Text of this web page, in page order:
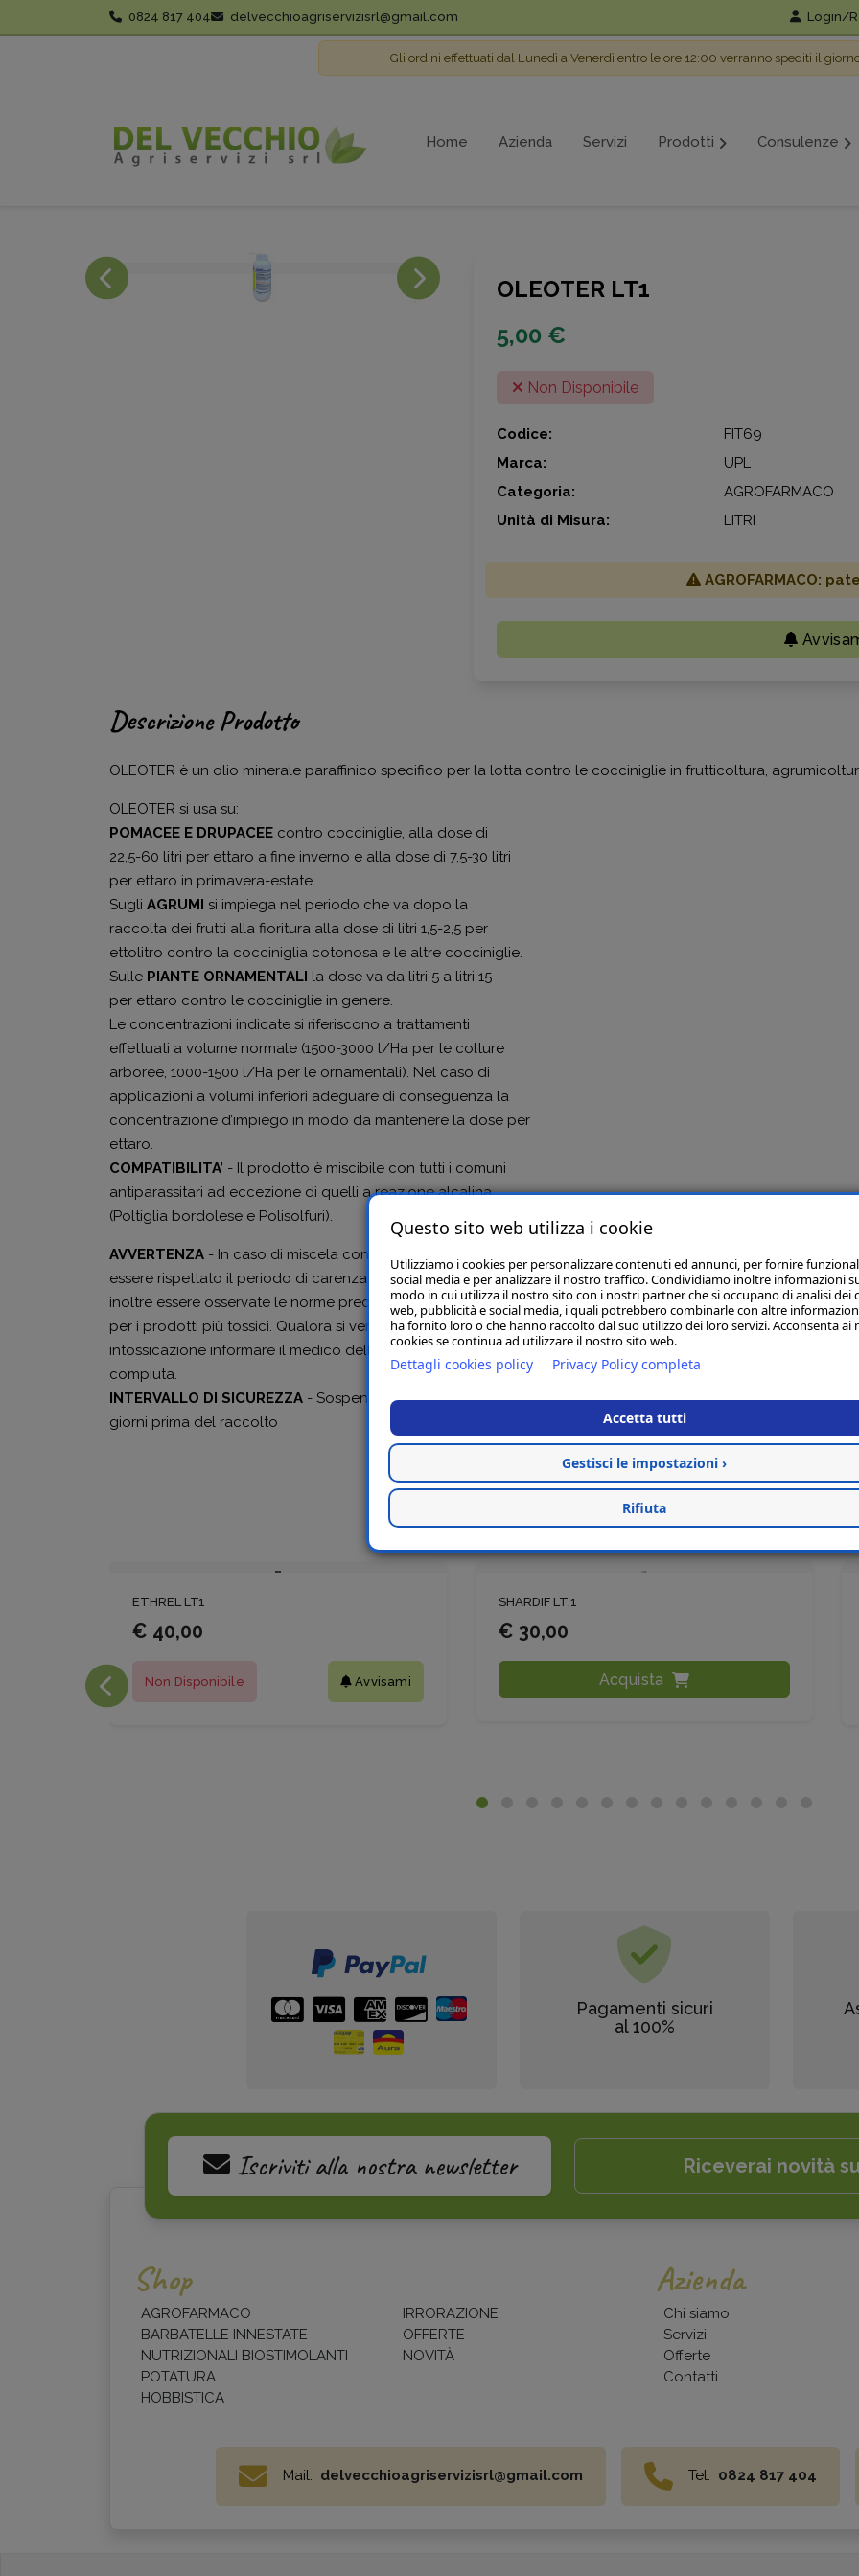
0824 817 404 delvecchioagriservizisrl@gmail.com Login/
Gli ordini effettuati dal Lunedì a Venerdì entro le ore 12:00 verranno spediti il
Home Azienda Servizi Prodotti Consulenze
OLEOTER LT1
5,00 €
Non Disponibile
Codice:
FIT69
Marca:
UPL
Categoria:
AGROFARMACO
Unità di Misura:
LITRI
AGROFARMACO:
Descrizione Prodotto
OLEOTER è un olio minerale paraffinico specifico per la lotta contro le cocciniglie in frutticoltura,
OLEOTER si usa su:
POMACEE E DRUPACEE contro cocciniglie, alla dose di
22,5-60 litri per ettaro a fine inverno e alla dose di 7,5-30 litri
per ettaro in primavera-estate.
Sugli AGRUMI si impiega nel periodo che va dopo la
raccolta dei frutti alla fioritura alla dose di litri 1,5-2,5 per
ettolitro contro la cocciniglia cotonosa e le altre cocciniglie.
Sulle PIANTE ORNAMENTALI la dose va da litri 5 a litri 15
per ettaro contro le cocciniglie in genere.
Le concentrazioni indicate si riferiscono a trattamenti
effettuati a volume normale (1500-3000 l/Ha per le colture
arboree, 1000-1500 l/Ha per le ornamentali). Nel caso di
applicazioni a volumi inferiori adeguare di conseguenza la
concentrazione d’impiego in modo da mantenere la dose per
ettaro.
COMPATIBILITA’ - Il prodotto è miscibile con tutti i comuni
antiparassitari ad eccezione di quelli a reazione alcalina
(Poltiglia bordolese e Polisolfuri).
AVVERTENZA - In caso di miscela con altri formulati, deve
essere rispettato il periodo di carenza più lungo. Devono
inoltre essere osservate le norme precauzionali prescritte
per i prodotti più tossici. Qualora si verificassero casi di
intossicazione informare il medico della miscelazione
compiuta.
INTERVALLO DI SICUREZZA - Sospendere i trattamenti 20
giorni prima del raccolto
Articoli Correlati
ETHREL LT1
€ 40,00
Non Disponibile Avvisami
SHARDIF LT.1
€ 30,00
Acquista
Pagamenti sicuri
al 100%
Iscriviti alla nostra newsletter Riceverai novità
Shop
AGROFARMACO
BARBATELLE INNESTATE
NUTRIZIONALI BIOSTIMOLANTI
POTATURA
HOBBISTICA
IRRORAZIONE
OFFERTE
NOVITÀ
Azienda
Chi siamo
Servizi
Offerte
Contatti
Mail: delvecchioagriservizisrl@gmail.com Tel: 0824 817 404
Questo sito web utilizza i cookie
Utilizziamo i cookies per personalizzare contenuti ed annunci, per fornire
social media e per analizzare il nostro traffico. Condividiamo inoltre informazioni
modo in cui utilizza il nostro sito con i nostri partner che si occupano di analisi dei
web, pubblicità e social media, i quali potrebbero combinarle con altre
ha fornito loro o che hanno raccolto dal suo utilizzo dei loro servizi. Acconsenta ai
cookies se continua ad utilizzare il nostro sito web.
Dettagli cookies policy Privacy Policy completa
Accetta tutti
Gestisci le impostazioni ›
Rifiuta